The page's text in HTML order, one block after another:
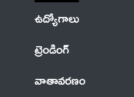
ఉద్యోగాలు
ట్రెండింగ్
వాతావరణం